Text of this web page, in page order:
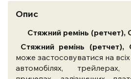
Опис
Стяжний ремінь
Стяжний ремінь
може застосовуватися на
автомобілях,